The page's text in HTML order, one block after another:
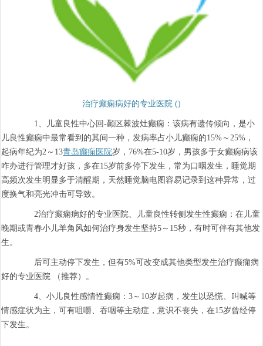
治疗癫痫病好的专业医院 ()
1、儿童良性中心回-颞区棘波灶癫痫：该病有遗传倾向，是小
儿良性癫痫中最常看到的其间一种，发病率占小儿癫痫的15%～25%，
起病年纪为2～13青岛癫痫医院岁，76%在5-10岁，男孩多于女癫痫病该
咋办进行管理才好孩，多在15岁前多停下发生，常为口咽发生，睡觉期
高频次发生明显多于清醒期，天然睡觉脑电图容易记录到这种异常，过
度换气和亮光冲击可导致。
2治疗癫痫病好的专业医院、儿童良性转侧发生性癫痫：在儿童
晚期或青春小儿羊角风如何治疗身发生坚持5～15秒，有时可伴有其他发
生。
后可主动停下发生，但有5%可改变成其他类型发生治疗癫痫病
好的专业医院 （推荐）。
4、小儿良性感情性癫痫：3～10岁起病，发生以恐慌、叫喊等
情感症状为主，可有咀嚼、吞咽等主动症，意识不丧失，在15岁曾经停
下发生。